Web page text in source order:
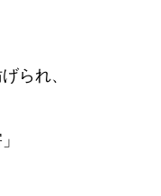
られ、